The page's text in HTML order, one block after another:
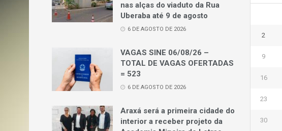
nas alças do viaduto da Rua
Uberaba até 9 de agosto
6 DE AGOSTO DE 2026
VAGAS SINE 06/08/26 –
TOTAL DE VAGAS OFERTADAS
= 523
6 DE AGOSTO DE 2026
Araxá será a primeira cidade do
interior a receber projeto da
2
9
16
23
30